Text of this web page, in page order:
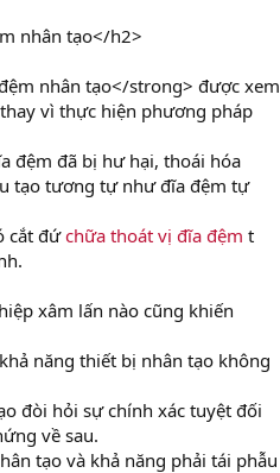
nhân tạo</h2>
nhân tạo</strong> được xem
vì thực hiện phương pháp
đệm đã bị hư hại, thoái hóa
tạo tương tự như đĩa đệm tự
cắt đứchữa thoát vị đĩa đệm t
xâm lấn nào cũng khiến
năng thiết bị nhân tạo không
đòi hỏi sự chính xác tuyệt đối
về sau.
tạo và khả năng phải tái phẫu